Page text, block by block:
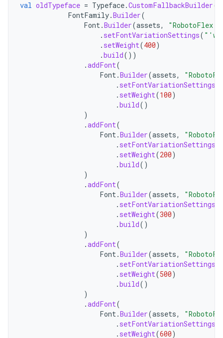
val oldTypeface = Typeface.CustomFallbackBuilder(
FontFamily.Builder(
Font.Builder(assets,
. setFontVariationSettings(
. setWeight(400)
.build())
.addFont(
Font.Builder(assets,
. setFontVariationSettings
. setWeight(100)
.build()
)
.addFont(
Font.Builder(assets,
. setFontVariationSettings
. setWeight(200)
.build()
)
.addFont(
Font.Builder(assets,
. setFontVariationSettings
. setWeight(300)
.build()
)
.addFont(
Font.Builder(assets,
. setFontVariationSettings
. setWeight(500)
.build()
)
.addFont(
Font.Builder(assets,
. setFontVariationSettings
. setWeight(600)